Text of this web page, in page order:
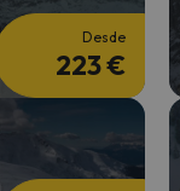
Desde
223 €